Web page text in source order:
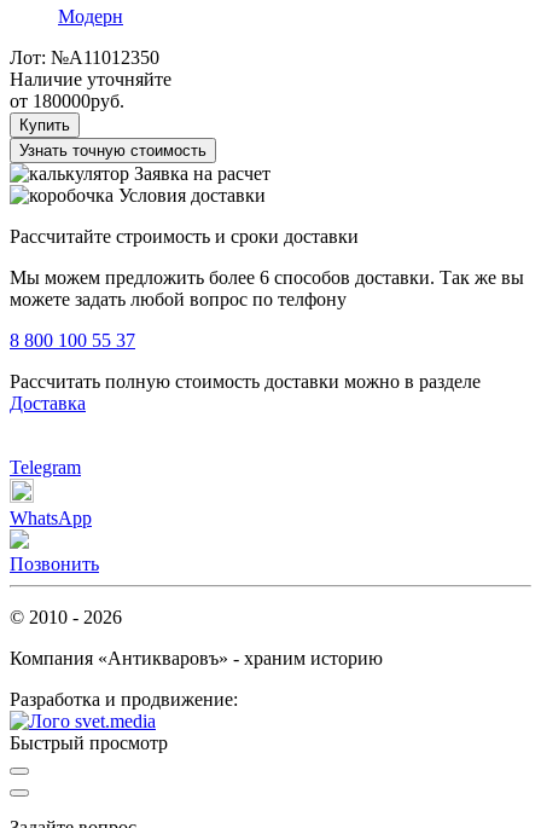
Модерн
Лот: №А11012350
Наличие уточняйте
от 180000руб.
Купить
Узнать точную стоимость
Заявка на расчет
Условия доставки
Рассчитайте строимость и сроки доставки
Мы можем предложить более 6 способов доставки. Так же вы
можете задать любой вопрос по телфону
8 800 100 55 37
Рассчитать полную стоимость доставки можно в разделе
Доставка
Telegram
WhatsApp
Позвонить
© 2010 - 2026
Компания «Антикваровъ» - храним историю
Разработка и продвижение:
Быстрый просмотр